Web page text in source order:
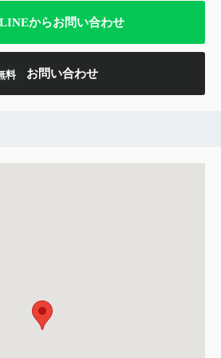
LINEからお問い合わせ
料 お問い合わせ